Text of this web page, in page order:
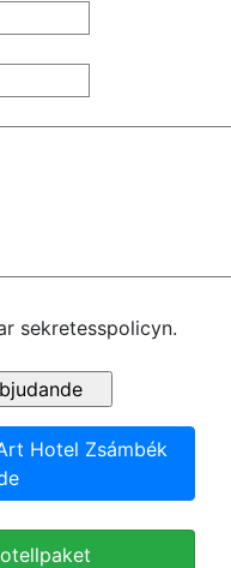
sekretesspolicyn.
Hotel Zsámbék